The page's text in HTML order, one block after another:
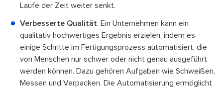
Laufe der Zeit weiter senkt.
Verbesserte Qualität. Ein Unternehmen kann ein
qualitativ hochwertiges Ergebnis erzielen, indem es
einige Schritte im Fertigungsprozess automatisiert, die
von Menschen nur schwer oder nicht genau ausgeführt
werden können. Dazu gehören Aufgaben wie Schweißen,
Messen und Verpacken. Die Automatisierung ermöglicht